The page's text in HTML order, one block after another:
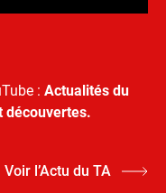
: Actualités du
découvertes.
Voir l’Actu du TA